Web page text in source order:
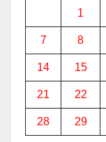
1
7 8
14 15
21 22
28 29